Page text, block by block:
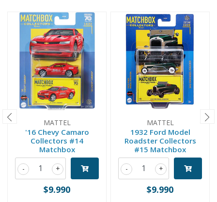
MATTEL
'16 Chevy Camaro
Collectors #14
Matchbox
+
-
$9.990
MATTEL
1932 Ford Model
Roadster Collectors
#15 Matchbox
+
-
$9.990